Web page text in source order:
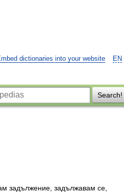
EN
dictionaries into your website
Search!
задължение задължавам се